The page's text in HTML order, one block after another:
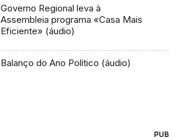
Governo Regional leva à
Assembleia programa «Casa Mais
Eficiente» (áudio)
Balanço do Ano Político (áudio)
PUB